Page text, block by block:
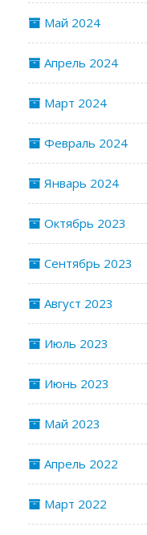
Май 2024
Апрель 2024
Март 2024
Февраль 2024
Январь 2024
Октябрь 2023
Сентябрь 2023
Август 2023
Июль 2023
Июнь 2023
Май 2023
Апрель 2022
Март 2022